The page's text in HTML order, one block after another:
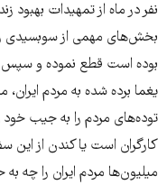
نفر در ماه از تمهیدات
بخش‌های مهمی از سوبسیدی
بوده است قطع نموده و سپس
یغما برده شده به مردم
توده‌های مردم را به جیب خود
کارگران است یا کندن از این
میلیون‌ها مردم ایران را چه